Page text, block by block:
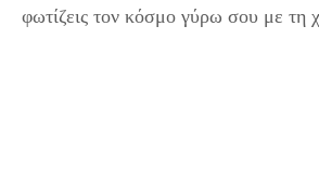
φωτίζεις τον κόσμο γύρω σου με τη